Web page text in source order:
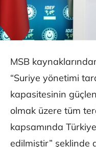
MSB
“Suriye yönetimi
kapasitesinin
olmak üzere tüm
kapsamında
edilmiştir” şeklinde